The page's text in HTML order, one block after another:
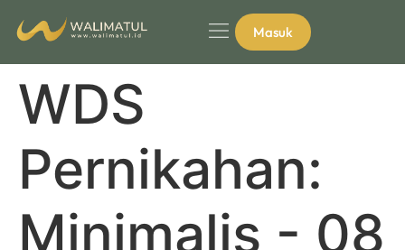
Masuk
WDS
Pernikahan:
Minimalis - 08